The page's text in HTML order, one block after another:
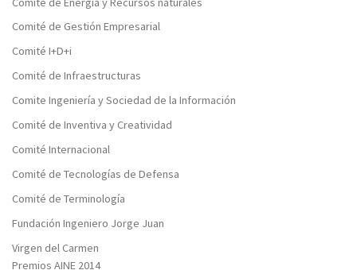
Comité de Gestión Empresarial
Comité I+D+i
Comité de Infraestructuras
Comite Ingeniería y Sociedad de la Información
Comité de Inventiva y Creatividad
Comité Internacional
Comité de Tecnologías de Defensa
Comité de Terminología
Fundación Ingeniero Jorge Juan
Virgen del Carmen
Premios AINE 2014